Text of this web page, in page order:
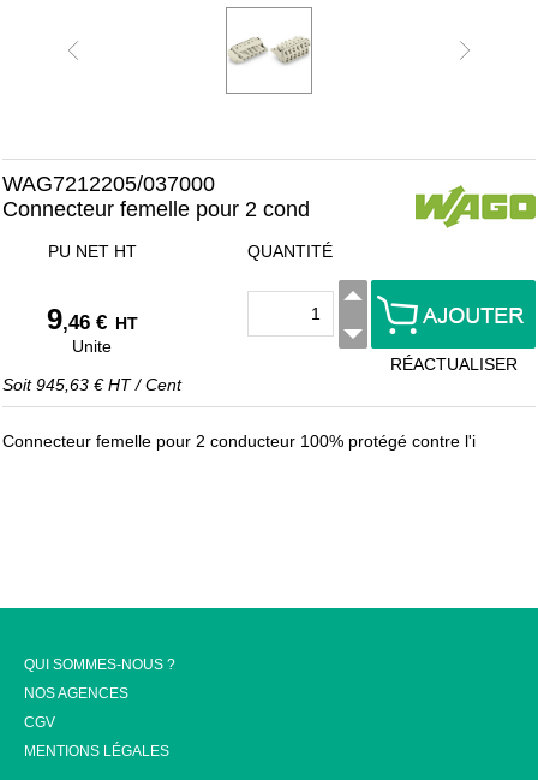
WAG7212205/037000
Connecteur femelle pour 2 cond
PU NET HT
9,46 € HT
Unite
Soit945,63 € HT/Cent
QUANTITÉ
RÉACTUALISER
Connecteur femelle pour 2 conducteur 100% protégé contre l'i
QUI SOMMES-NOUS ?
NOS AGENCES
CGV
MENTIONS LÉGALES